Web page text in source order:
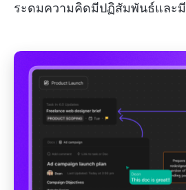
ระดมความคิดมีปฏิสัมพันธ์และ